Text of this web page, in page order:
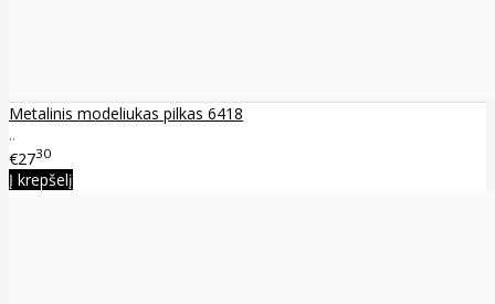
Metalinis modeliukas pilkas 6418
..
€2730
Į krepšelį